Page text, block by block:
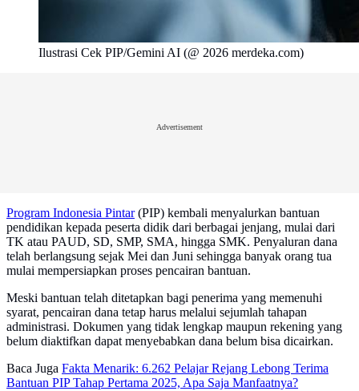
Ilustrasi Cek PIP/Gemini AI (@ 2026 merdeka.com)
Advertisement
Program Indonesia Pintar(PIP) kembali menyalurkan bantuan
pendidikan kepada peserta didik dari berbagai jenjang, mulai dari
TK atau PAUD, SD, SMP, SMA, hingga SMK. Penyaluran dana
telah berlangsung sejak Mei dan Juni sehingga banyak orang tua
mulai mempersiapkan proses pencairan bantuan.
Meski bantuan telah ditetapkan bagi penerima yang memenuhi
syarat, pencairan dana tetap harus melalui sejumlah tahapan
administrasi. Dokumen yang tidak lengkap maupun rekening yang
belum diaktifkan dapat menyebabkan dana belum bisa dicairkan.
Baca Juga Fakta Menarik: 6.262 Pelajar Rejang Lebong Terima
Bantuan PIP Tahap Pertama 2025, Apa Saja Manfaatnya?